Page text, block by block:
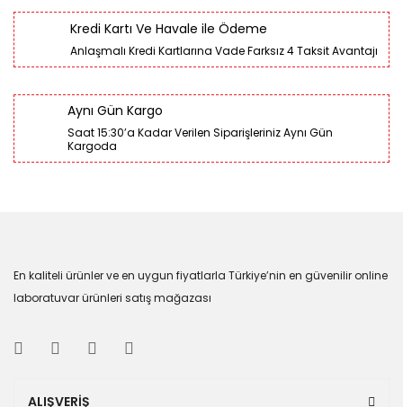
Kredi Kartı Ve Havale ile Ödeme
Anlaşmalı Kredi Kartlarına Vade Farksız 4 Taksit Avantajı
Aynı Gün Kargo
Saat 15:30’a Kadar Verilen Siparişleriniz Aynı Gün
Kargoda
En kaliteli ürünler ve en uygun fiyatlarla Türkiye’nin en güvenilir online
laboratuvar ürünleri satış mağazası
ALIŞVERİŞ